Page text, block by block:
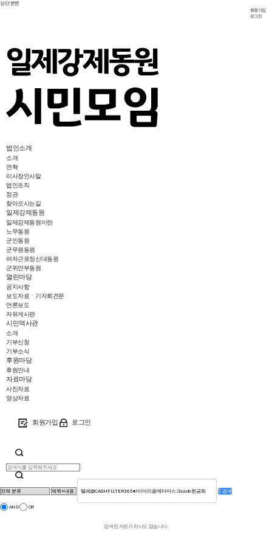
상단본문
회원가입
로그인
법인소개
소개
연혁
이사장인사말
법인조직
정관
찾아오시는길
일제강제동원
일제강제동원이란
노무동원
군인동원
군무원동원
여자근로정신대동원
군위안부동원
열린마당
공지사항
보도자료ㆍ기자회견문
언론보도
자유게시판
시민역사관
소개
기부신청
기부소식
후원마당
후원안내
자료마당
사진자료
영상자료
회원가입 로그인
검색
AND OR
검색된 자료가 하나도 없습니다.